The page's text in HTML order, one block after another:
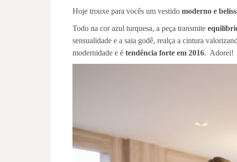
Hoje trouxe para vocês um vestido moderno e
Todo na cor azul turquesa, a peça transmite
sensualidade e a saia godê, realça a cintura
modernidade e é tendência forte em 2016. Adorei!